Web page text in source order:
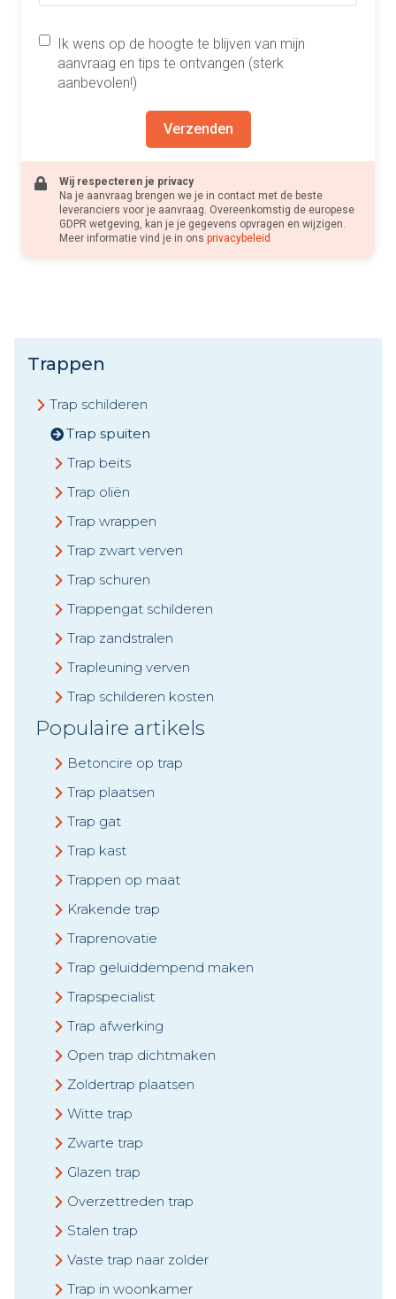
Ik wens op de hoogte te blijven van mijn
aanvraag en tips te ontvangen (sterk
aanbevolen!)
Verzenden
Wij respecteren je privacy
Na je aanvraag brengen we je in contact met de beste
leveranciers voor je aanvraag. Overeenkomstig de europese
GDPR wetgeving, kan je je gegevens opvragen en wijzigen.
Meer informatie vind je in ons privacybeleid
Trappen
Trap schilderen
Trap spuiten
Trap beits
Trap oliën
Trap wrappen
Trap zwart verven
Trap schuren
Trappengat schilderen
Trap zandstralen
Trapleuning verven
Trap schilderen kosten
Populaire artikels
Betoncire op trap
Trap plaatsen
Trap gat
Trap kast
Trappen op maat
Krakende trap
Traprenovatie
Trap geluiddempend maken
Trapspecialist
Trap afwerking
Open trap dichtmaken
Zoldertrap plaatsen
Witte trap
Zwarte trap
Glazen trap
Overzettreden trap
Stalen trap
Vaste trap naar zolder
Trap in woonkamer